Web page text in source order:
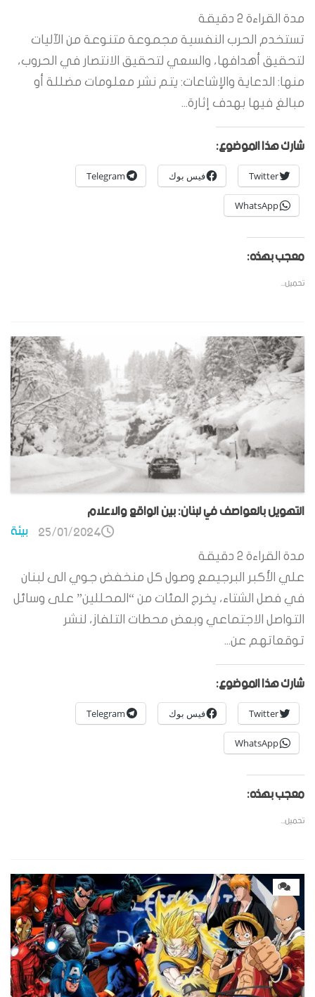
مدة القراءة 2 دقيقة
تستخدم الحرب النفسية مجموعة متنوعة من الآليات
لتحقيق أهدافها، والسعي لتحقيق الانتصار في الحروب،
منها: الدعاية والإشاعات: يتم نشر معلومات مضللة أو
مبالغ فيها بهدف إثارة...
شارك هذا الموضوع:
Twitter فيس بوك Telegram
WhatsApp
معجب بهذه:
تحميل...
التهويل بالعواصف في لبنان: بين الواقع والاعلام
بيئة 25/01/2024
مدة القراءة 2 دقيقة
علي الأكبر البرجيمع وصول كل منخفض جوي الى لبنان
في فصل الشتاء، يخرج المئات من “المحللين” على وسائل
التواصل الاجتماعي وبعض محطات التلفاز، لنشر
توقعاتهم عن...
شارك هذا الموضوع:
Twitter فيس بوك Telegram
WhatsApp
معجب بهذه:
تحميل...
0